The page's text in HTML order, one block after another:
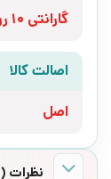
گارانتی 10 روزه سلامت فیزیکی کتاب
اصالت کالا
اصل
نظرات (0)